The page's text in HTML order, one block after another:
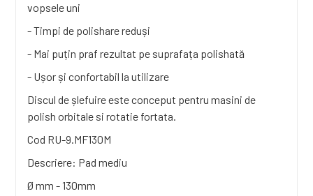
vopsele uni
- Timpi de polishare reduși
- Mai puțin praf rezultat pe suprafața polishată
- Ușor și confortabil la utilizare
Discul de șlefuire este conceput pentru masini de
polish orbitale si rotatie fortata.
Cod RU-9.MF130M
Descriere: Pad mediu
Ø mm - 130mm